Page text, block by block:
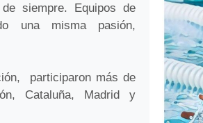
siempre. Equipos de
una misma pasión,
participaron más de
Cataluña, Madrid y